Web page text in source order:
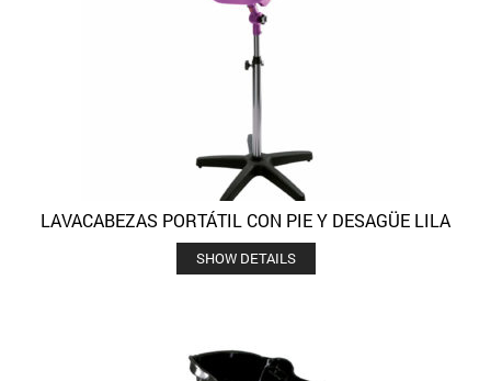
LAVACABEZAS PORTÁTIL CON PIE Y DESAGÜE LILA
SHOW DETAILS